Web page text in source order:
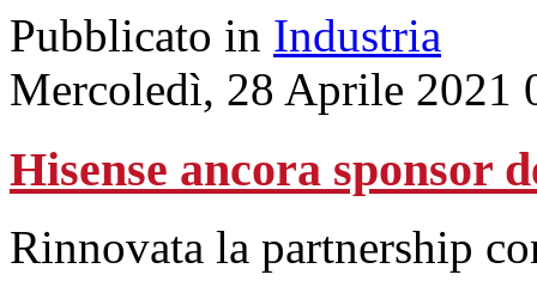
Pubblicato in Industria
Mercoledì, 28 Aprile 2021
Hisense ancora sponsor
Rinnovata la partnership